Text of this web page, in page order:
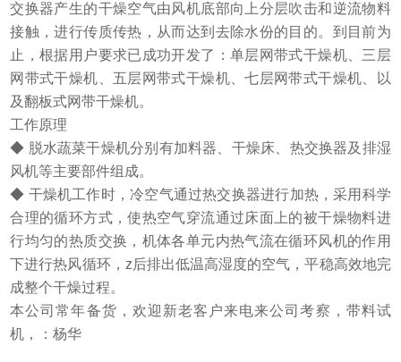
交换器产生的干燥空气由风机底部向上分层吹击和逆流物料
接触，进行传质传热，从而达到去除水份的目的。到目前为
止，根据用户要求已成功开发了：单层网带式干燥机、三层
网带式干燥机、五层网带式干燥机、七层网带式干燥机、以
及翻板式网带干燥机。
工作原理
◆ 脱水蔬菜干燥机分别有加料器、干燥床、热交换器及排湿
风机等主要部件组成。
◆ 干燥机工作时，冷空气通过热交换器进行加热，采用科学
合理的循环方式，使热空气穿流通过床面上的被干燥物料进
行均匀的热质交换，机体各单元内热气流在循环风机的作用
下进行热风循环，z后排出低温高湿度的空气，平稳高效地完
成整个干燥过程。
本公司常年备货，欢迎新老客户来电来公司考察，带料试
机，：杨华